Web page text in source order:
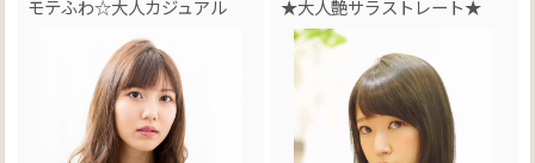
モテふわ☆大人カジュアル ★大人艶サラストレート★